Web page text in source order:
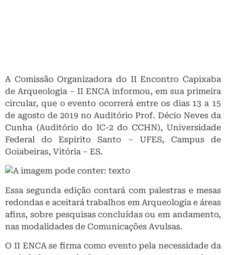
A Comissão Organizadora do II Encontro Capixaba
de Arqueologia – II ENCA informou, em sua primeira
circular, que o evento ocorrerá entre os dias 13 a 15
de agosto de 2019 no Auditório Prof. Décio Neves da
Cunha (Auditório do IC-2 do CCHN), Universidade
Federal do Espirito Santo – UFES, Campus de
Goiabeiras, Vitória – ES.
Essa segunda edição contará com palestras e mesas
redondas e aceitará trabalhos em Arqueologia e áreas
afins, sobre pesquisas concluídas ou em andamento,
nas modalidades de Comunicações Avulsas.
O II ENCA se firma como evento pela necessidade da